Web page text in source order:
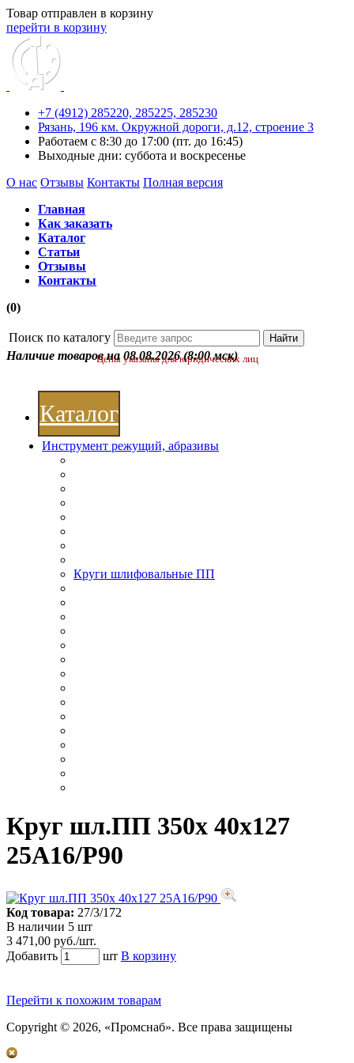
Товар отправлен в корзину
перейти в корзину
+7 (4912) 285220, 285225, 285230
Рязань, 196 км. Окружной дороги, д.12, строение 3
Работаем с 8:30 до 17:00 (пт. до 16:45)
Выходные дни: суббота и воскресенье
О нас Отзывы Контакты Полная версия
Главная
Как заказать
Каталог
Статьи
Отзывы
Контакты
(0)
Поиск по каталогу
Наличие товаров на 08.08.2026 (8:00 мск)
Цены указаны для юридических лиц
Каталог
Инструмент режущий, абразивы
Круги шлифовальные ПП
Круг шл.ПП 350х 40х127
25А16/Р90
Код товара: 27/3/172
В наличии 5 шт
3 471,00 руб./шт.
Добавить
шт В корзину
Перейти к похожим товарам
Copyright © 2026, «Промснаб». Все права защищены